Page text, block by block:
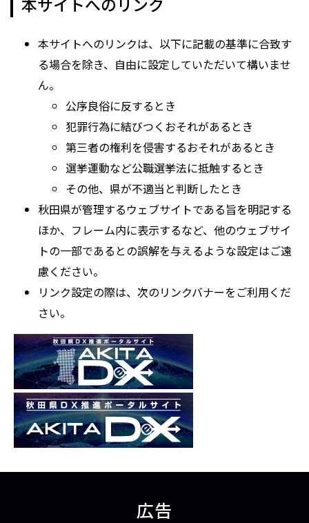
本サイトへのリンクは、以下に記載の基準に合致す
る場合を除き、自由に設定していただいて構いませ
ん。
公序良俗に反するとき
犯罪行為に結びつくおそれがあるとき
第三者の権利を侵害するおそれがあるとき
選挙運動など公職選挙法に抵触するとき
その他、県が不適当と判断したとき
秋田県が管理するウェブサイトである旨を明記する
ほか、フレーム内に表示するなど、他のウェブサイ
トの一部であるとの誤解を与えるような設定はご遠
慮ください。
リンク設定の際は、次のリンクバナーをご利用くだ
さい。
広告